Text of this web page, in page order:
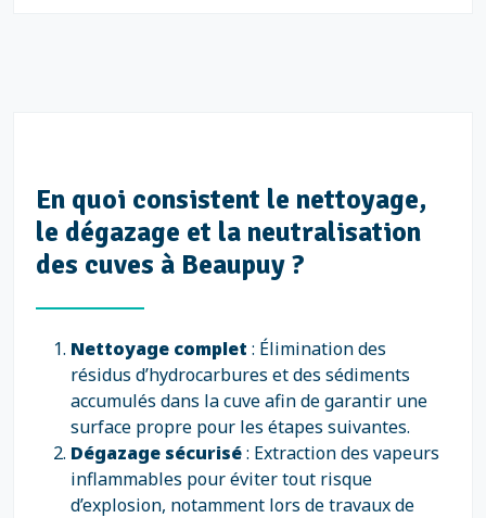
En quoi consistent le nettoyage,
le dégazage et la neutralisation
des cuves à Beaupuy ?
Nettoyage complet : Élimination des
résidus d’hydrocarbures et des sédiments
accumulés dans la cuve afin de garantir une
surface propre pour les étapes suivantes.
Dégazage sécurisé: Extraction des vapeurs
inflammables pour éviter tout risque
d’explosion, notamment lors de travaux de